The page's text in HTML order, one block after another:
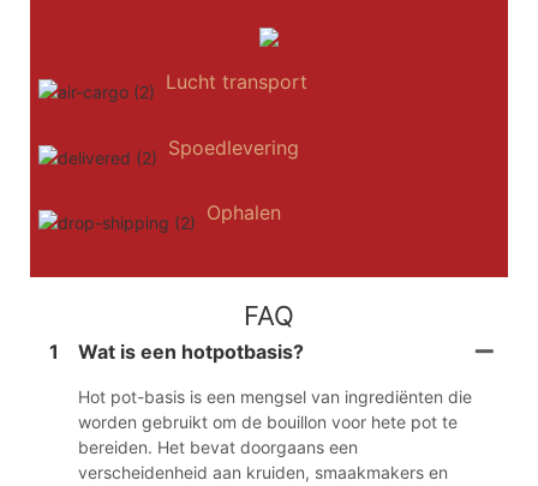
Lucht transport
Spoedlevering
Ophalen
FAQ
1 Wat is een hotpotbasis?
Hot pot-basis is een mengsel van ingrediënten die
worden gebruikt om de bouillon voor hete pot te
bereiden. Het bevat doorgaans een
verscheidenheid aan kruiden, smaakmakers en